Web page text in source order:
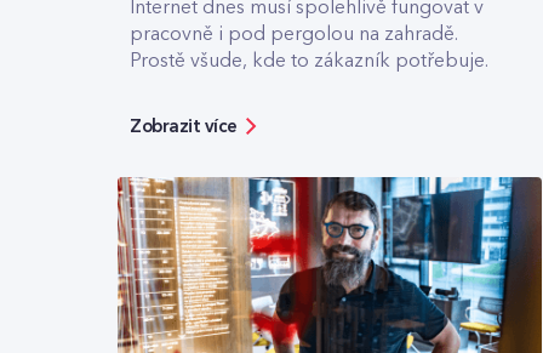
Internet dnes musí spolehlivě fungovat v
pracovně i pod pergolou na zahradě.
Prostě všude, kde to zákazník potřebuje.
Zobrazit více